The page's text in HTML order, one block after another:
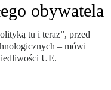
obywatela
tu i teraz”, przed
– mówi
UE.